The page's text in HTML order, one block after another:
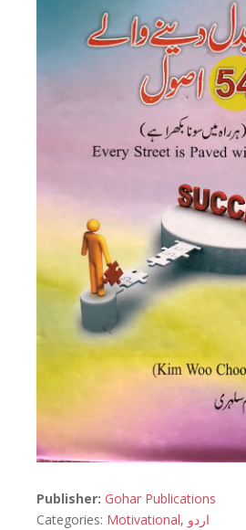
Publisher: Gohar Publications
Categories: Motivational, اردو